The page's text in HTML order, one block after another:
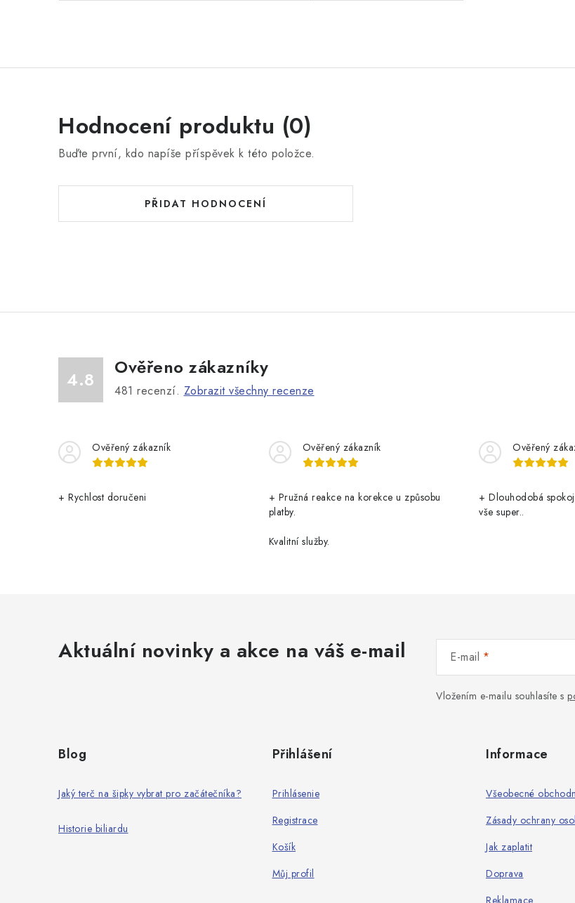
Hodnocení produktu (0)
Buďte první, kdo napíše příspěvek k této položce.
PŘIDAT HODNOCENÍ
4.8
Ověřeno zákazníky
481 recenzí. Zobrazit všechny recenze
Ověřený zákazník
+ Rychlost doručeni
Ověřený zákazník
+ Pružná reakce na korekce u způsobu
platby.
Kvalitní služby.
Ověřený
+ Dlouhodobá
vše super..
Aktuální novinky a akce na váš e-mail E-mail
Vložením e-mailu souhlasíte s
Blog
Jaký terč na šipky vybrat pro začátečníka?
Historie biliardu
Přihlášení
Prihlásenie
Registrace
Košík
Můj profil
Informace
Všeobecné
Zásady ochrany
Jak zaplatit
Doprava
Reklamace